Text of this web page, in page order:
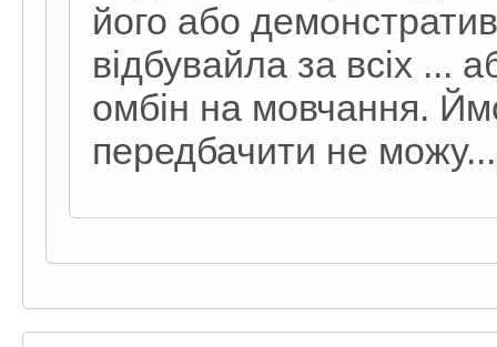
його або
відбувайла за всіх ...
омбін на мовчання.
передбачити не можу...